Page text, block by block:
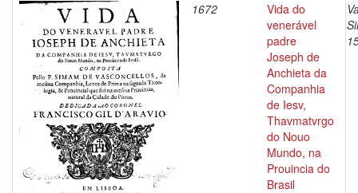
1672
Vida do
venerável
padre
Joseph de
Anchieta da
Companhia
de Iesv,
Thavmatvrgo
do Nouo
Mundo, na
Prouincia do
Brasil